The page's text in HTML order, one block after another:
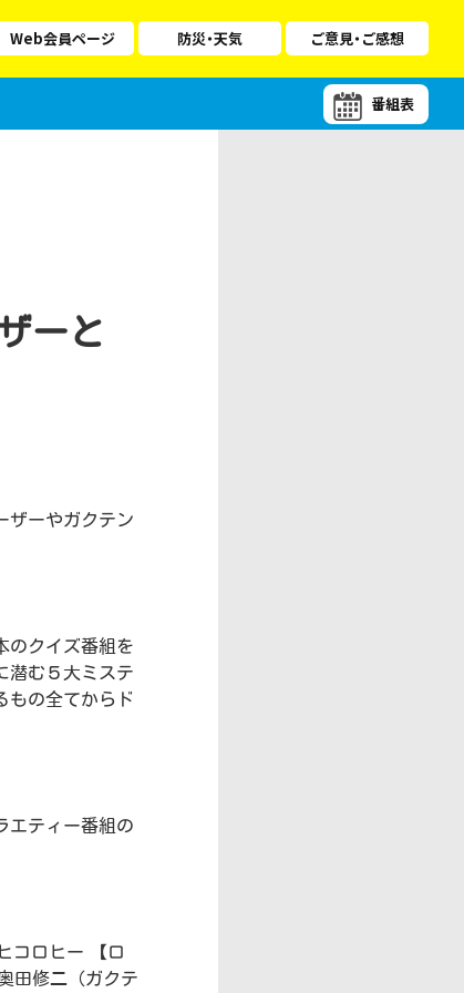
Web会員ページ 防災・天気 ご意見・ご感想
番組表
ーと
ザーやガクテン
のクイズ番組を
潜む５大ミステ
もの全てからド
エティー番組の
コロヒー 【ロ
田修二（ガクテ